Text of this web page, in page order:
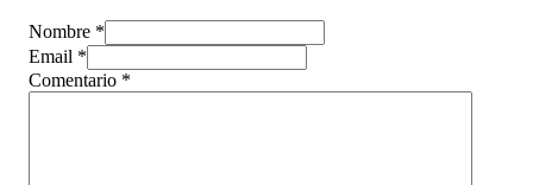
Nombre *
Email *
Comentario *